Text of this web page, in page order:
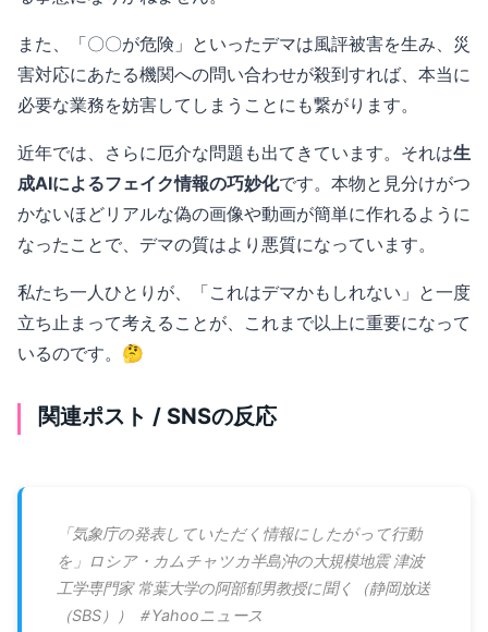
また、「〇〇が危険」といったデマは風評被害を生み、災
害対応にあたる機関への問い合わせが殺到すれば、本当に
必要な業務を妨害してしまうことにも繋がります。
近年では、さらに厄介な問題も出てきています。それは生
成AIによるフェイク情報の巧妙化です。本物と見分けがつ
かないほどリアルな偽の画像や動画が簡単に作れるように
なったことで、デマの質はより悪質になっています。
私たち一人ひとりが、「これはデマかもしれない」と一度
立ち止まって考えることが、これまで以上に重要になって
いるのです。🤔
関連ポスト / SNSの反応
「気象庁の発表していただく情報にしたがって行動
を」ロシア・カムチャツカ半島沖の大規模地震 津波
工学専門家 常葉大学の阿部郁男教授に聞く（静岡放送
（SBS）） ＃Yahooニュース